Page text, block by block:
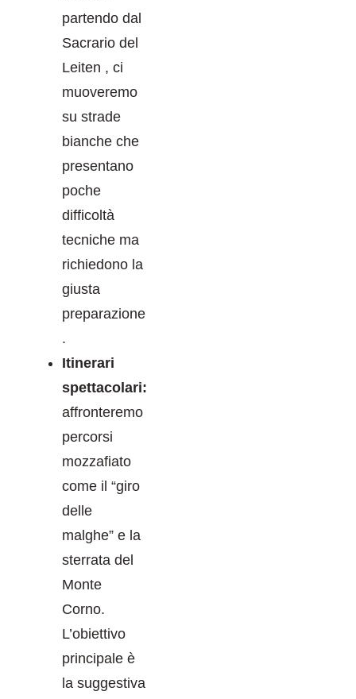
partendo dal
Sacrario del
Leiten , ci
muoveremo
su strade
bianche che
presentano
poche
difficoltà
tecniche ma
richiedono la
giusta
preparazione
.
Itinerari
spettacolari:
affronteremo
percorsi
mozzafiato
come il “giro
delle
malghe” e la
sterrata del
Monte
Corno.
L’obiettivo
principale è
la suggestiva